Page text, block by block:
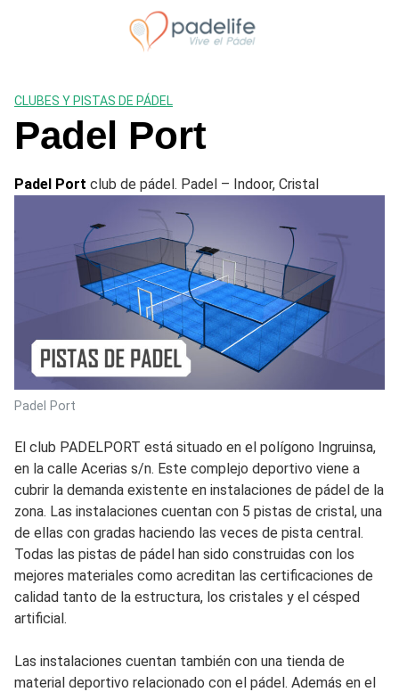
CLUBES Y PISTAS DE PÁDEL
Padel Port
Padel Port club de pádel. Padel – Indoor, Cristal
Padel Port
El club PADELPORT está situado en el polígono Ingruinsa,
en la calle Acerias s/n. Este complejo deportivo viene a
cubrir la demanda existente en instalaciones de pádel de la
zona. Las instalaciones cuentan con 5 pistas de cristal, una
de ellas con gradas haciendo las veces de pista central.
Todas las pistas de pádel han sido construidas con los
mejores materiales como acreditan las certificaciones de
calidad tanto de la estructura, los cristales y el césped
artificial.
Las instalaciones cuentan también con una tienda de
material deportivo relacionado con el pádel. Además en el